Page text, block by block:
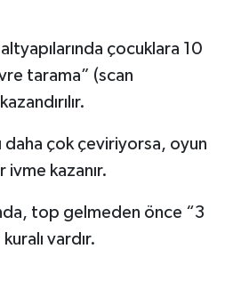
çocuklara 10
tarama” (scan
daha çok çeviriyorsa, oyun
ivme kazanır.
top gelmeden önce “3
vardır.